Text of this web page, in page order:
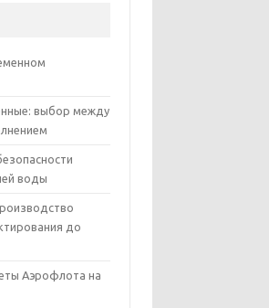
выбор между
воды
до
Аэрофлота на